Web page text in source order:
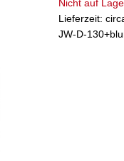
Nicht auf
Lieferzeit:
JW-D-